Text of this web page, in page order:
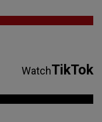
WatchTikTok